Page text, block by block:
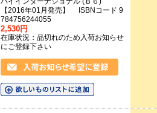
【2016年01月発売】 ISBNコード 9
784756244055
2,530円
在庫状況：品切れのため入荷お知らせ
にご登録下さい